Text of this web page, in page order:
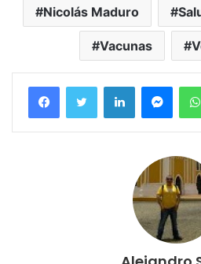
Nicolás Maduro
Vacunas
FacebookTwitter LinkedIn